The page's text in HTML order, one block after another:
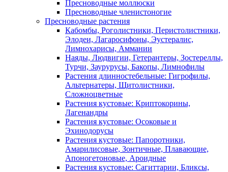
Пресноводные моллюски
Пресноводные членистоногие
Пресноводные растения
Кабомбы, Роголистники, Перистолистники,
Элодеи, Лагаросифоны, Эустералис,
Лимнохарисы, Аммании
Наяды, Людвигии, Гетерантеры, Зостереллы,
Турчи, Заурурусы, Бакопы, Лимнофилы
Растения длинностебельные: Гигрофилы,
Альтернатеры, Щитолистники,
Сложноцветные
Растения кустовые: Криптокорины,
Лагенандры
Растения кустовые: Осоковые и
Эхинодорусы
Растения кустовые: Папоротники,
Амарилисовые, Зонтичные, Плавающие,
Апоногетоновые, Ароидные
Растения кустовые: Сагиттарии, Бликсы,